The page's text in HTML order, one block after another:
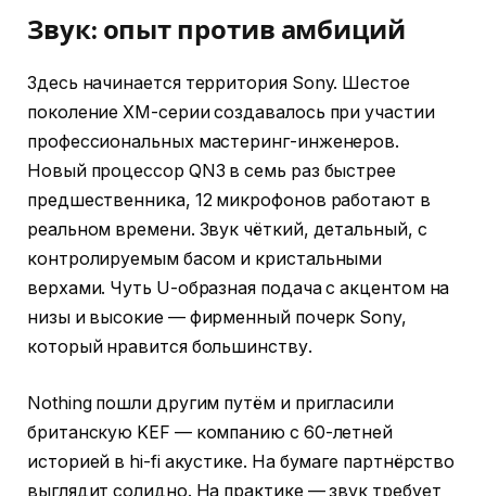
Звук: опыт против амбиций
Здесь начинается территория Sony. Шестое
поколение XM-серии создавалось при участии
профессиональных мастеринг-инженеров.
Новый процессор QN3 в семь раз быстрее
предшественника, 12 микрофонов работают в
реальном времени. Звук чёткий, детальный, с
контролируемым басом и кристальными
верхами. Чуть U-образная подача с акцентом на
низы и высокие — фирменный почерк Sony,
который нравится большинству.
Nothing пошли другим путём и пригласили
британскую KEF — компанию с 60-летней
историей в hi-fi акустике. На бумаге партнёрство
выглядит солидно. На практике — звук требует